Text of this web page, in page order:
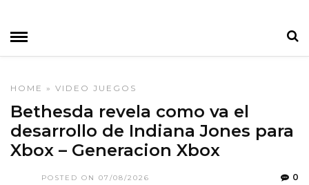
HOME » VIDEO JUEGOS
Bethesda revela como va el
desarrollo de Indiana Jones para
Xbox – Generacion Xbox
POSTED ON 07/08/2026 0